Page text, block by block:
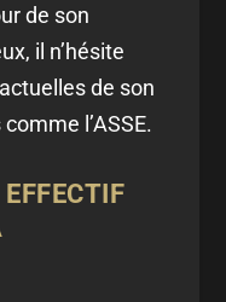
de son
il n’hésite
de son
l’ASSE.